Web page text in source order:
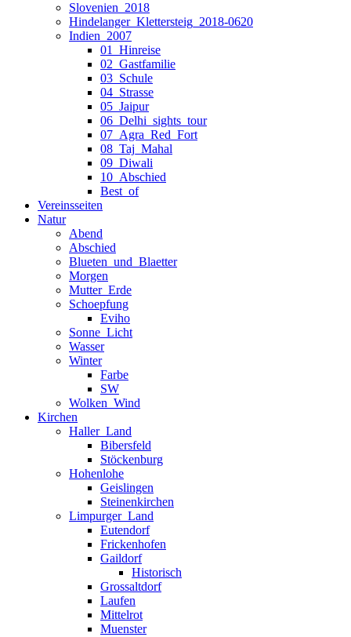
Slovenien_2018
Hindelanger_Klettersteig_2018-0620
Indien_2007
01_Hinreise
02_Gastfamilie
03_Schule
04_Strasse
05_Jaipur
06_Delhi_sights_tour
07_Agra_Red_Fort
08_Taj_Mahal
09_Diwali
10_Abschied
Best_of
Vereinsseiten
Natur
Abend
Abschied
Blueten_und_Blaetter
Morgen
Mutter_Erde
Schoepfung
Eviho
Sonne_Licht
Wasser
Winter
Farbe
SW
Wolken_Wind
Kirchen
Haller_Land
Bibersfeld
Stöckenburg
Hohenlohe
Geislingen
Steinenkirchen
Limpurger_Land
Eutendorf
Frickenhofen
Gaildorf
Historisch
Grossaltdorf
Laufen
Mittelrot
Muenster